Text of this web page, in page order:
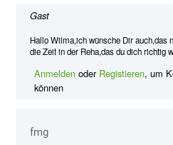
Gast
Hallo Wilma,ich wünsche Dir auch,das
die Zeit in der Reha,das du dich richtig
Anmelden oder Registieren, um
können
fmg